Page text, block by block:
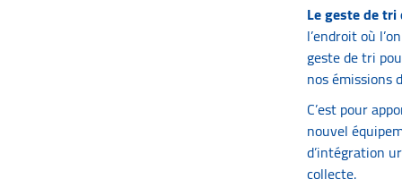
Le geste de
l’endroit où
geste de tri
nos émissions
C’est pour
nouvel
d’intégration
collecte.